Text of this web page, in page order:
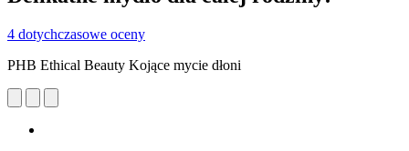
4 dotychczasowe oceny
PHB Ethical Beauty Kojące mycie dłoni